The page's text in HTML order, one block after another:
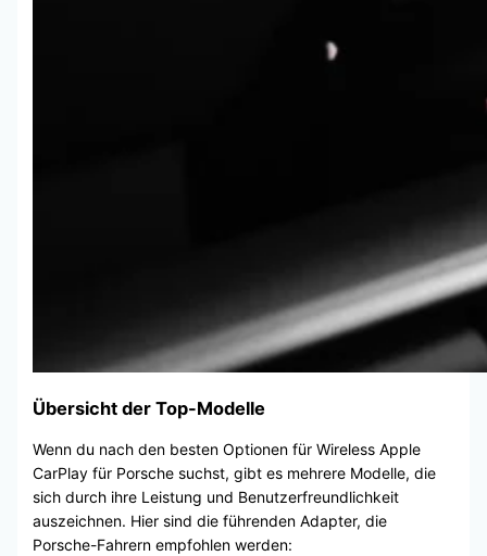
Übersicht der Top-Modelle
Wenn du nach den besten Optionen für Wireless Apple
CarPlay für Porsche suchst, gibt es mehrere Modelle, die
sich durch ihre Leistung und Benutzerfreundlichkeit
auszeichnen. Hier sind die führenden Adapter, die
Porsche-Fahrern empfohlen werden: